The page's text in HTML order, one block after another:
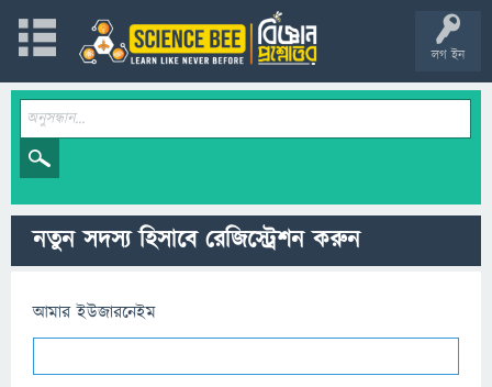
লগ ইন
নতুন সদস্য হিসাবে রেজিস্ট্রেশন করুন
আমার ইউজারনেইম